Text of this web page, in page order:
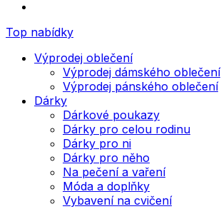
Top nabídky
Výprodej oblečení
Výprodej dámského oblečení
Výprodej pánského oblečení
Dárky
Dárkové poukazy
Dárky pro celou rodinu
Dárky pro ni
Dárky pro něho
Na pečení a vaření
Móda a doplňky
Vybavení na cvičení